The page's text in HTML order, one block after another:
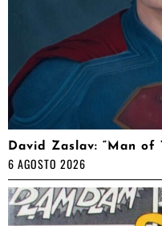
David Zaslav: “Man of
6 AGOSTO 2026